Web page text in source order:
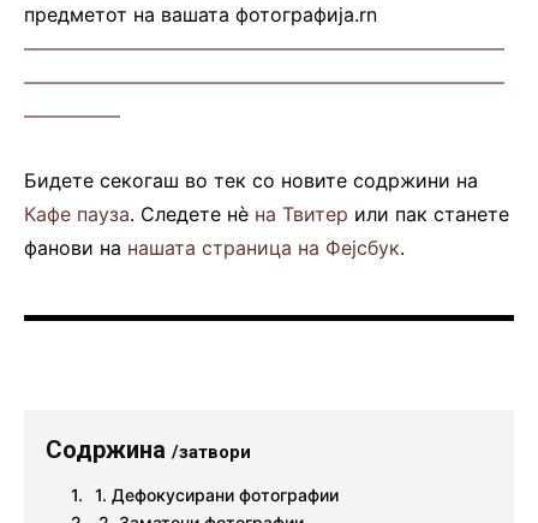
предметот на вашата фотографија.rn
—————————————————————————
—————————————————————————
—————
Бидете секогаш во тек со новите содржини на
Кафе пауза. Следете нè на Твитер или пак станете
фанови на нашата страница на Фејсбук.
Содржина /затвори
1. Дефокусирани фотографии